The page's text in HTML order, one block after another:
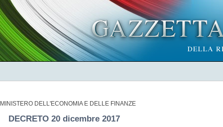
MINISTERO DELL'ECONOMIA E DELLE FINANZE
DECRETO 20 dicembre 2017